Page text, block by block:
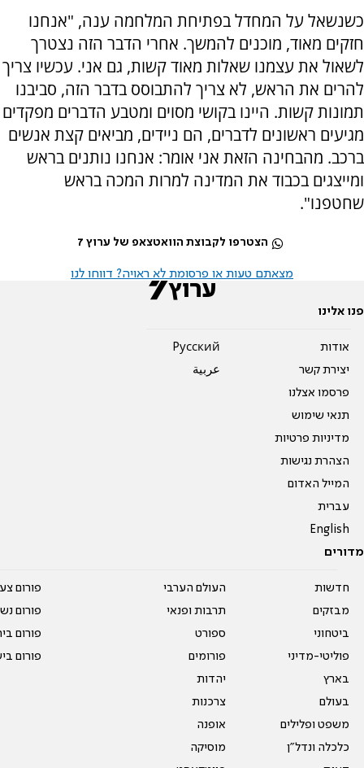
כשנשאל על המחדל בפתיחת המלחמה ענה, "אנחנו
חזקים מאוד, מוכנים להמשך. אחרי הדבר הזה נצטרך
לשאול את עצמנו שאלות מאוד קשות, גם אני. עכשיו צריך
להרים את הראש, לא צריך להתבוסס בדבר הזה, סביבנו
תמונות קשות. היינו בקושי מסוים ומטבע הדברים מפקדים
מגיעים ראשונים לדברים, הם ניידים, מביאים קצת אנשים
ברכב. מהבחינה הזאת אני אומר: אנחנו נותנים בראש
ומייצגים בכבוד את המדינה למרות המכה בראש
שחטפנו".
הצטרפו לקבוצת הוואטצאפ של ערוץ 7
מצאתם טעות או פרסומת לא ראויה? דווחו לנו
פנו אלינו
אודות
יצירת קשר
פרסמו אצלנו
תנאי שימוש
מדיניות פרטיות
הצהרת נגישות
המייל האדום
עברית
English
Pусский
عربية
מדורים
חדשות
מבזקים
ביטחוני
פוליטי-מדיני
בארץ
בעולם
משפט ופלילים
כלכלה ונדל"ן
העולם הערבי
תרבות ופנאי
ספורט
פורומים
יהדות
צרכנות
אופנה
מוסיקה
פורום
פורום
פורום
פורום